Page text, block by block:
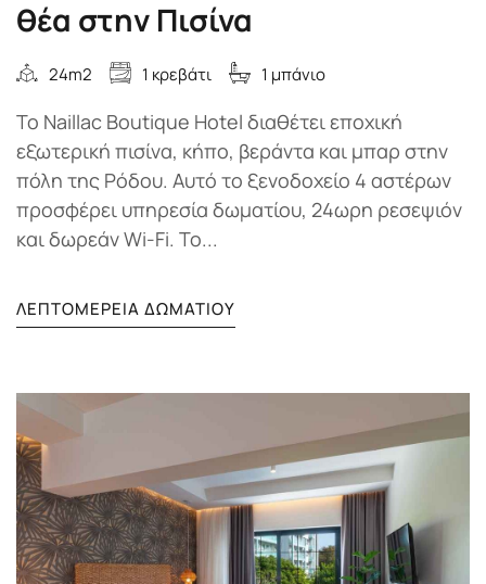
θέα στην Πισίνα
24m2 1 κρεβάτι 1 μπάνιο
Το Naillac Boutique Hotel διαθέτει εποχική
εξωτερική πισίνα, κήπο, βεράντα και μπαρ στην
πόλη της Ρόδου. Αυτό το ξενοδοχείο 4 αστέρων
προσφέρει υπηρεσία δωματίου, 24ωρη ρεσεψιόν
και δωρεάν Wi-Fi. Το...
ΛΕΠΤΟΜΈΡΕΙΑ ΔΩΜΑΤΊΟΥ